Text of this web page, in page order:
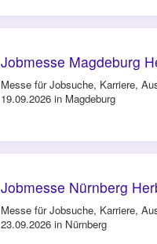
Jobmesse Magdeburg
Messe für Jobsuche, Karriere,
19.09.2026 in Magdeburg
Jobmesse Nürnberg
Messe für Jobsuche, Karriere,
23.09.2026 in Nürnberg